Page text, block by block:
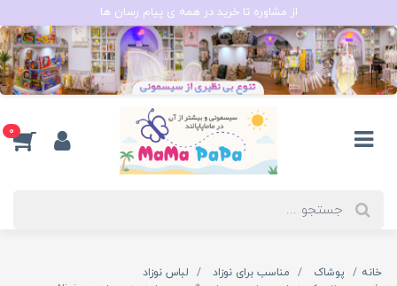
از مشاوره تا خرید در همه ی پیام رسان ها
0
خانه پوشاک مناسب برای نوزاد
لباس نوزاد